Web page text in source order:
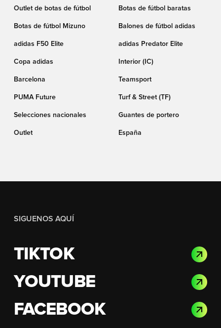
Outlet de botas de fútbol Botas de fútbol baratas
Botas de fútbol Mizuno Balones de fútbol adidas
adidas F50 Elite adidas Predator Elite
Copa adidas Interior (IC)
Barcelona Teamsport
PUMA Future Turf & Street (TF)
Selecciones nacionales Guantes de portero
Outlet España
SIGUENOS AQUÍ
TIKTOK
YOUTUBE
FACEBOOK